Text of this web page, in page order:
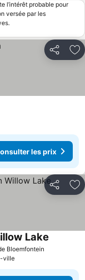
l’intérêt probable pour
versée par les
Partager
les prix
les prix
Partager
Bloemfontein
Lake
ville